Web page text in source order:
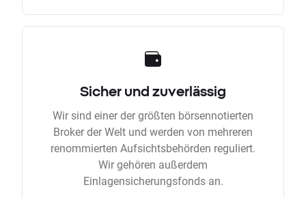
Sicher und zuverlässig
Wir sind einer der größten börsennotierten
Broker der Welt und werden von mehreren
renommierten Aufsichtsbehörden reguliert.
Wir gehören außerdem
Einlagensicherungsfonds an.